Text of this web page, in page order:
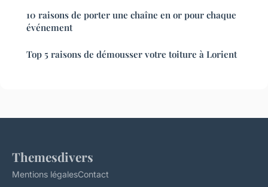
10 raisons de porter une chaîne en or pour chaque
événement
Top 5 raisons de démousser votre toiture à Lorient
Themesdivers
Mentions légalesContact